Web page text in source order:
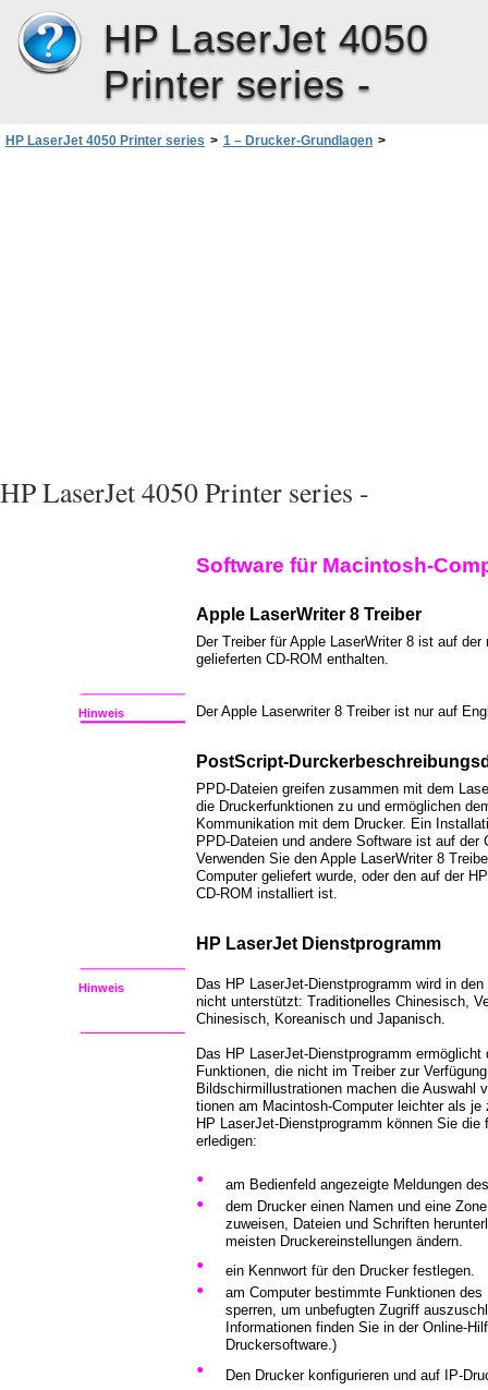
HP LaserJet 4050
Printer series -
HP LaserJet 4050 Printer series > 1 – Drucker-Grundlagen >
HP LaserJet 4050 Printer series -
Software für Macintosh-
Apple LaserWriter 8 Treiber
Der Treiber für Apple LaserWriter 8 ist auf
gelieferten CD-ROM enthalten.
Hinweis Der Apple Laserwriter 8 Treiber ist nur auf
PostScript-
PPD-Dateien greifen zusammen mit dem
die Druckerfunktionen zu und ermöglichen
Kommunikation mit dem Drucker. Ein
PPD-Dateien und andere Software ist auf der
Verwenden Sie den Apple LaserWriter 8
Computer geliefert wurde, oder den auf der
CD-ROM installiert ist.
HP LaserJet Dienstprogramm
Hinweis
Das HP LaserJet-Dienstprogramm wird in
nicht unterstützt: Traditionelles Chinesisch,
Chinesisch, Koreanisch und Japanisch.
Das HP LaserJet-Dienstprogramm ermöglicht
Funktionen, die nicht im Treiber zur
Bildschirmillustrationen machen die Auswahl
tionen am Macintosh-Computer leichter als je
HP LaserJet-Dienstprogramm können Sie die
erledigen:
• am Bedienfeld angezeigte Meldungen
•
dem Drucker einen Namen und eine
zuweisen, Dateien und Schriften
meisten Druckereinstellungen ändern.
• ein Kennwort für den Drucker festlegen.
•
am Computer bestimmte Funktionen des
sperren, um unbefugten Zugriff
Informationen finden Sie in der Online-
Druckersoftware.)
• Den Drucker konfigurieren und auf IP-